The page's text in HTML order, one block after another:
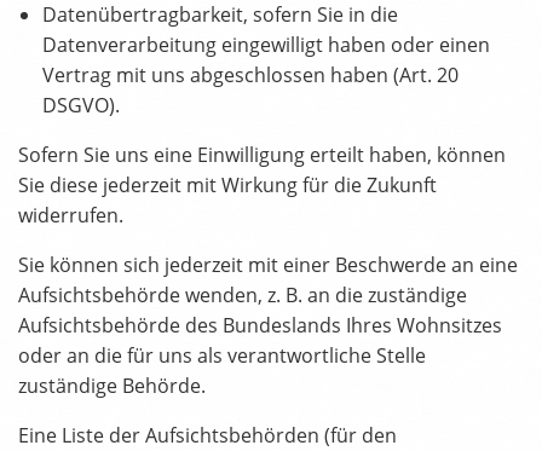
Datenübertragbarkeit, sofern Sie in die
Datenverarbeitung eingewilligt haben oder einen
Vertrag mit uns abgeschlossen haben (Art. 20
DSGVO).
Sofern Sie uns eine Einwilligung erteilt haben, können
Sie diese jederzeit mit Wirkung für die Zukunft
widerrufen.
Sie können sich jederzeit mit einer Beschwerde an eine
Aufsichtsbehörde wenden, z. B. an die zuständige
Aufsichtsbehörde des Bundeslands Ihres Wohnsitzes
oder an die für uns als verantwortliche Stelle
zuständige Behörde.
Eine Liste der Aufsichtsbehörden (für den